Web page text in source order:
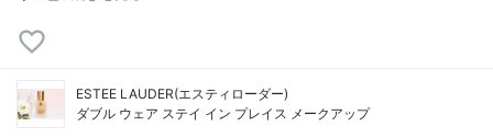
ESTEE LAUDER(エスティローダー)
ダブル ウェア ステイ イン プレイス メークアップ